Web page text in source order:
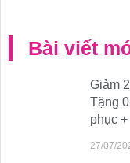
Bài viết
Giảm
Tặng
phục
27/07/